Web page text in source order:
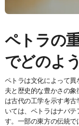
ペトラの
でどのよ
ペトラは文化によって
夫と歴史的な豊かさの
は古代の工学を示す考
いては、ペトラはナバ
す。一部の東方の伝統